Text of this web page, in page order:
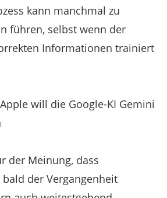
kann manchmal zu
führen, selbst wenn der
Informationen trainiert
will die Google-KI Gemini
der Meinung, dass
der Vergangenheit